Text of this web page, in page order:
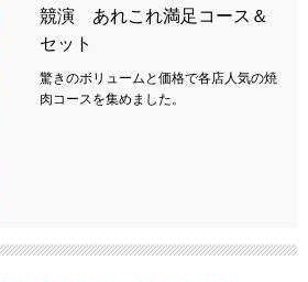
競演 あれこれ満足コース＆
セット
驚きのボリュームと価格で各店人気の焼
肉コースを集めました。